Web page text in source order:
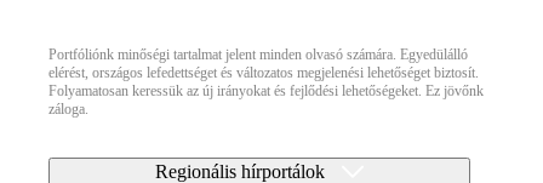
Portfóliónk minőségi tartalmat jelent minden olvasó számára. Egyedülálló
elérést, országos lefedettséget és változatos megjelenési lehetőséget biztosít.
Folyamatosan keressük az új irányokat és fejlődési lehetőségeket. Ez jövőnk
záloga.
Regionális hírportálok